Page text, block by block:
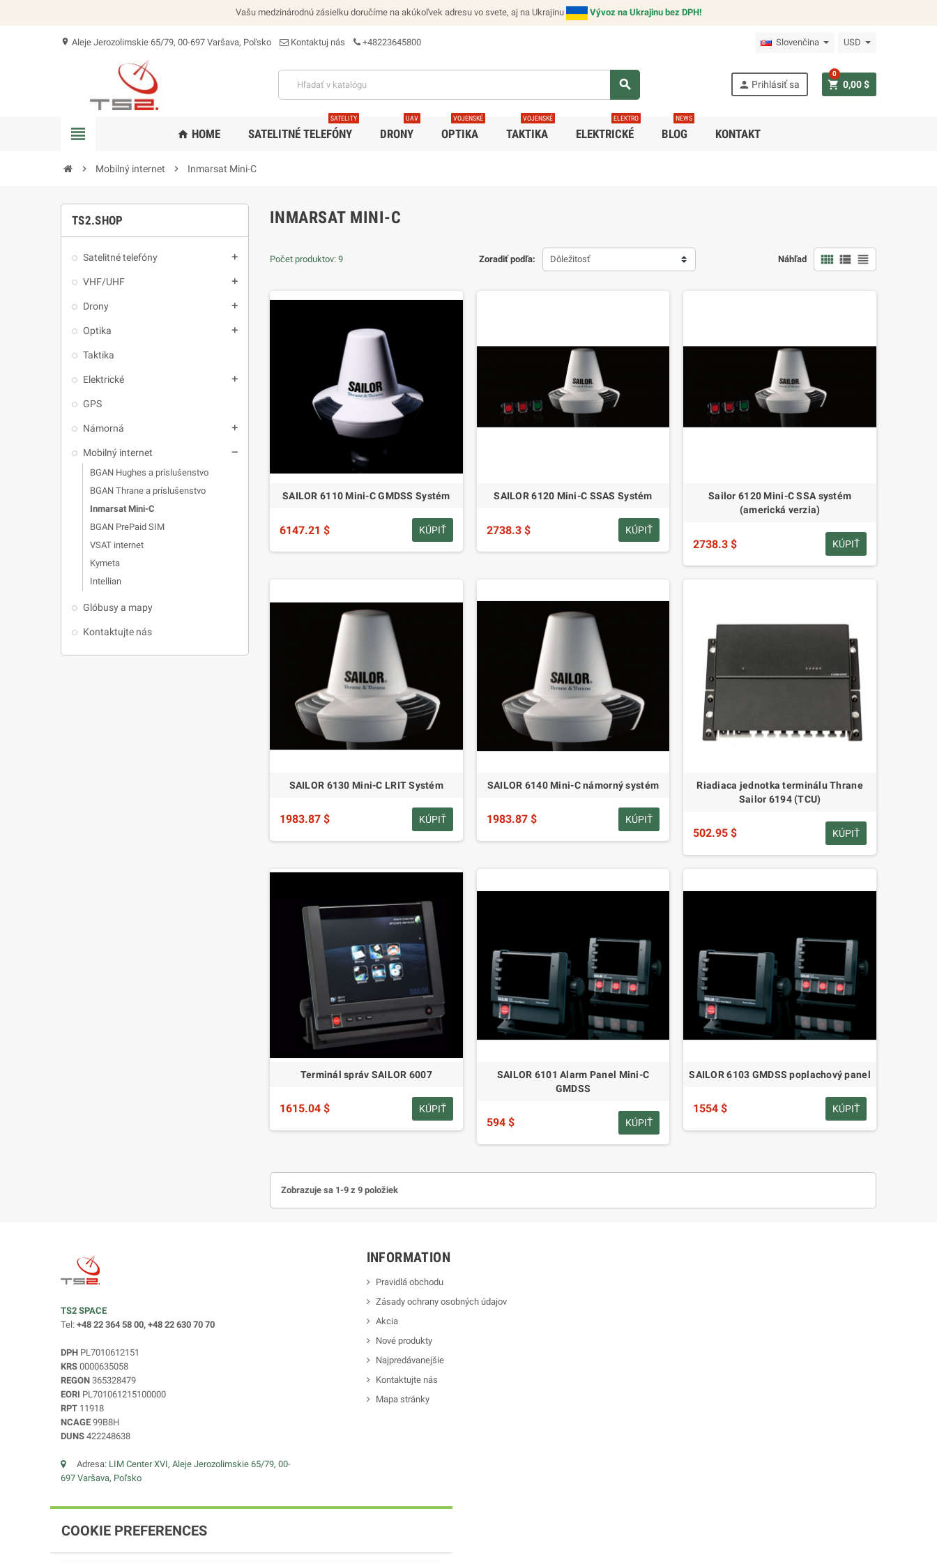
Vašu medzinárodnú zásielku doručíme na akúkoľvek adresu vo svete, aj na Ukrajinu Vývoz na Ukrajinu bez DPH!
location_on Aleje Jerozolimskie 65/79, 00-697 Varšava, Poľsko Kontaktuj nás +48223645800 Slovenčina USD
search person Prihlásiť sa shopping_cart 0,00 $
0
view_headline home HOME SATELITNÉ TELEFÓNY
SATELITY
DRONY
UAV
OPTIKA
VOJENSKÉ
TAKTIKA
VOJENSKÉ
ELEKTRICKÉ
ELEKTRO
BLOG
NEWS
KONTAKT
chevron_right Mobilný internet chevron_right Inmarsat Mini-C
TS2.SHOP
Satelitné telefóny add
VHF/UHF add
Drony add
Optika add
Taktika
Elektrické add
GPS
Námorná add
Mobilný internet remove
BGAN Hughes a príslušenstvo
BGAN Thrane a príslušenstvo
Inmarsat Mini-C
BGAN PrePaid SIM
VSAT internet
Kymeta
Intellian
Glóbusy a mapy
Kontaktujte nás
INMARSAT MINI-C
Zoradiť podľa: Dôležitosť Náhľad view_comfy view_list view_headline
Počet produktov: 9
SAILOR 6110 Mini-C GMDSS Systém
6147.21 $ KÚPIŤ
SAILOR 6120 Mini-C SSAS Systém
2738.3 $ KÚPIŤ
Sailor 6120 Mini-C SSA systém
(americká verzia)
2738.3 $ KÚPIŤ
SAILOR 6130 Mini-C LRIT Systém
1983.87 $ KÚPIŤ
SAILOR 6140 Mini-C námorný systém
1983.87 $ KÚPIŤ
Riadiaca jednotka terminálu Thrane
Sailor 6194 (TCU)
502.95 $ KÚPIŤ
Terminál správ SAILOR 6007
1615.04 $ KÚPIŤ
SAILOR 6101 Alarm Panel Mini-C
GMDSS
594 $ KÚPIŤ
SAILOR 6103 GMDSS poplachový panel
1554 $ KÚPIŤ
Zobrazuje sa 1-9 z 9 položiek
TS2 SPACE
Tel: +48 22 364 58 00, +48 22 630 70 70
DPH PL7010612151
KRS 0000635058
REGON 365328479
EORI PL701061215100000
RPT 11918
NCAGE 99B8H
DUNS 422248638
Adresa: LIM Center XVI, Aleje Jerozolimskie 65/79, 00-
697 Varšava, Poľsko
INFORMATION
Pravidlá obchodu
Zásady ochrany osobných údajov
Akcia
Nové produkty
Najpredávanejšie
Kontaktujte nás
Mapa stránky
COOKIE PREFERENCES